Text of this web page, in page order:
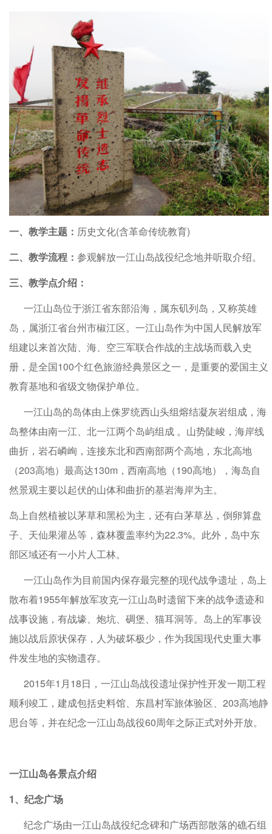
一、教学主题： 历史文化(含革命传统教育)
二、教学流程： 参观解放一江山岛战役纪念地并听取介绍。
三、教学点介绍：
一江山岛位于浙江省东部沿海，属东矶列岛，又称英雄
岛，属浙江省台州市椒江区。一江山岛作为中国人民解放军
组建以来首次陆、海、空三军联合作战的主战场而载入史
册，是全国100个红色旅游经典景区之一，是重要的爱国主义
教育基地和省级文物保护单位。
一江山岛的岛体由上侏罗统西山头组熔结凝灰岩组成，海
岛整体由南一江、北一江两个岛屿组成 。山势陡峻，海岸线
曲折，岩石嶙峋，连接东北和西南部两个高地，东北高地
（203高地）最高达130m，西南高地（190高地），海岛自
然景观主要以起伏的山体和曲折的基岩海岸为主。
岛上自然植被以茅草和黑松为主，还有白茅草丛，倒卵算盘
子、天仙果灌丛等，森林覆盖率约为22.3%。此外，岛中东
部区域还有一小片人工林。
一江山岛作为目前国内保存最完整的现代战争遗址，岛上
散布着1955年解放军攻克一江山岛时遗留下来的战争遗迹和
战事设施，有战壕、炮坑、碉堡、猫耳洞等。岛上的军事设
施以战后原状保存，人为破坏极少，作为我国现代史重大事
件发生地的实物遗存。
2015年1月18日，一江山岛战役遗址保护性开发一期工程
顺利竣工，建成包括史料馆、东昌村军旅体验区、203高地静
思台等，并在纪念一江山岛战役60周年之际正式对外开放。
一江山岛各景点介绍
1、纪念广场
纪念广场由一江山岛战役纪念碑和广场西部散落的礁石组